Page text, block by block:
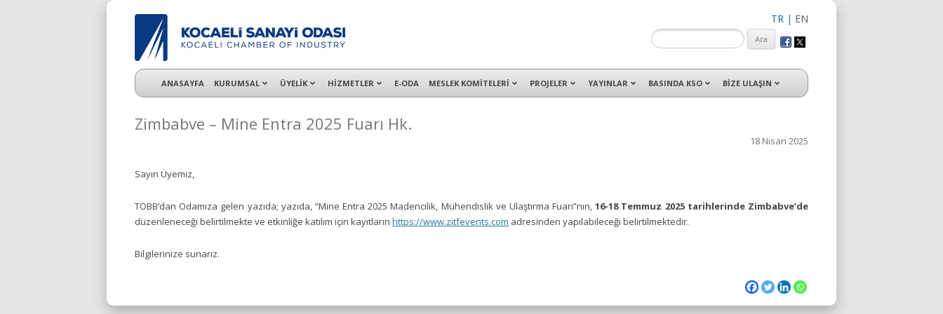
TR | EN
KSO 3500’ü aşkın sanayi kuruluşuna uzman çalışanları ile İzmit Merkez, Çayırova, Dilovası, Gebze ve İMES OSB’deki ofisleri ile hizmet vermektedir.
ANASAYFA KURUMSAL ÜYELİK HİZMETLER E-ODA MESLEK KOMİTELERİ PROJELER YAYINLAR BASINDA KSO BİZE ULAŞIN
Zimbabve – Mine Entra 2025 Fuarı Hk.
18 Nisan 2025
Sayın Üyemiz,
TOBB’dan Odamıza gelen yazıda; yazıda, “Mine Entra 2025 Madencilik, Mühendislik ve Ulaştırma Fuarı”nın,16-18 Temmuz 2025 tarihlerinde Zimbabve’de
düzenleneceği belirtilmekte ve etkinliğe katılım için kayıtların https://www.zitfevents.com adresinden yapılabileceği belirtilmektedir.
Bilgilerinize sunarız.